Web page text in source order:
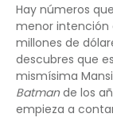
Hay números
menor intención
millones de
descubres que
mismísima
Batmande los
empieza a